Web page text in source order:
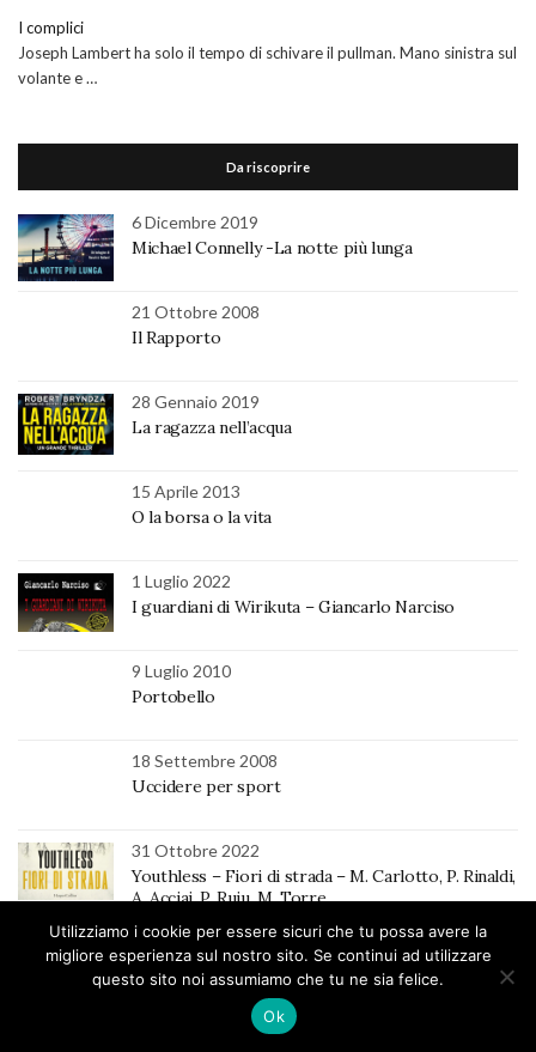
I complici
Joseph Lambert ha solo il tempo di schivare il pullman. Mano sinistra sul
volante e …
Da riscoprire
6 Dicembre 2019
Michael Connelly -La notte più lunga
21 Ottobre 2008
Il Rapporto
28 Gennaio 2019
La ragazza nell’acqua
15 Aprile 2013
O la borsa o la vita
1 Luglio 2022
I guardiani di Wirikuta – Giancarlo Narciso
9 Luglio 2010
Portobello
18 Settembre 2008
Uccidere per sport
31 Ottobre 2022
Youthless – Fiori di strada – M. Carlotto, P. Rinaldi,
A. Acciai, P. Ruju, M. Torre
Chi siamo La redazione Collabora con noi
Contatti
Utilizziamo i cookie per essere sicuri che tu possa avere la
migliore esperienza sul nostro sito. Se continui ad utilizzare
questo sito noi assumiamo che tu ne sia felice.
Ok